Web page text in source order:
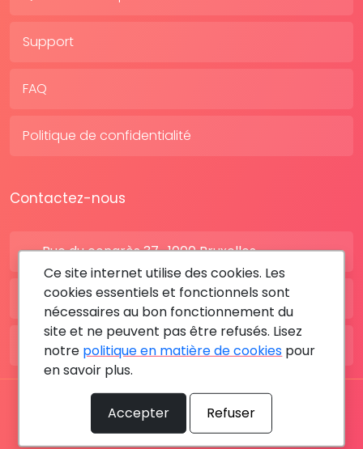
Support
FAQ
Politique de confidentialité
Contactez-nous
Rue du congrès 37 , 1000 Bruxelles
BE: +32 28080227
FR: +33 183642895
Tous les droits sont réservés © 2026 RDV MÉDICAL By
MediaSatCom
Ce site internet utilise des cookies. Les
cookies essentiels et fonctionnels sont
nécessaires au bon fonctionnement du
site et ne peuvent pas être refusés. Lisez
notre politique en matière de cookies pour
en savoir plus.
Accepter Refuser